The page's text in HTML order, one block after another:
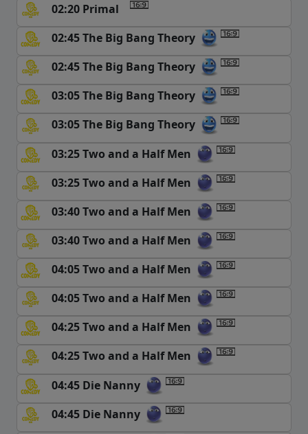
02:20 Primal
02:45 The Big Bang Theory
02:45 The Big Bang Theory
03:05 The Big Bang Theory
03:05 The Big Bang Theory
03:25 Two and a Half Men
03:25 Two and a Half Men
03:40 Two and a Half Men
03:40 Two and a Half Men
04:05 Two and a Half Men
04:05 Two and a Half Men
04:25 Two and a Half Men
04:25 Two and a Half Men
04:45 Die Nanny
04:45 Die Nanny